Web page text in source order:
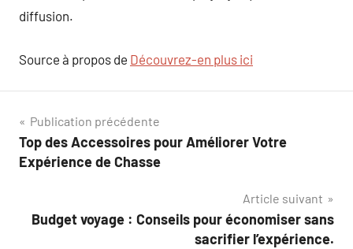
diffusion.
Source à propos de Découvrez-en plus ici
Navigation
de
Publication précédente
Top des Accessoires pour Améliorer Votre
Expérience de Chasse
Article suivant
Budget voyage : Conseils pour économiser sans
sacrifier l’expérience.